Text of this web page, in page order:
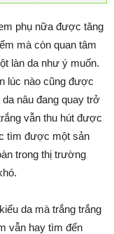
phụ nữa được tăng
mà còn quan tâm
làn da như ý muốn.
lúc nào cũng được
nâu đang quay trở
vẫn thu hút được
tìm được một sản
trong thị trường
da mà trắng trắng
vẫn hay tìm đến